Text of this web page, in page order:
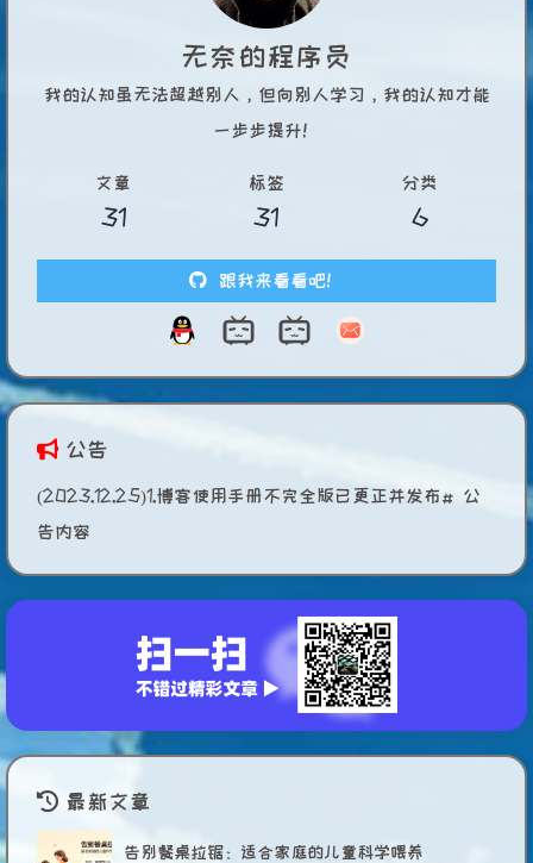
无奈的程序员
我的认知虽无法超越别人，但向别人学习，我的认知才能
一步步提升！
文章
31
标签
31
分类
6
跟我来看看吧！
公告
(2023.12.25)1.博客使用手册不完全版已更正并发布# 公
告内容
最新文章
告别餐桌拉锯：适合家庭的儿童科学喂养